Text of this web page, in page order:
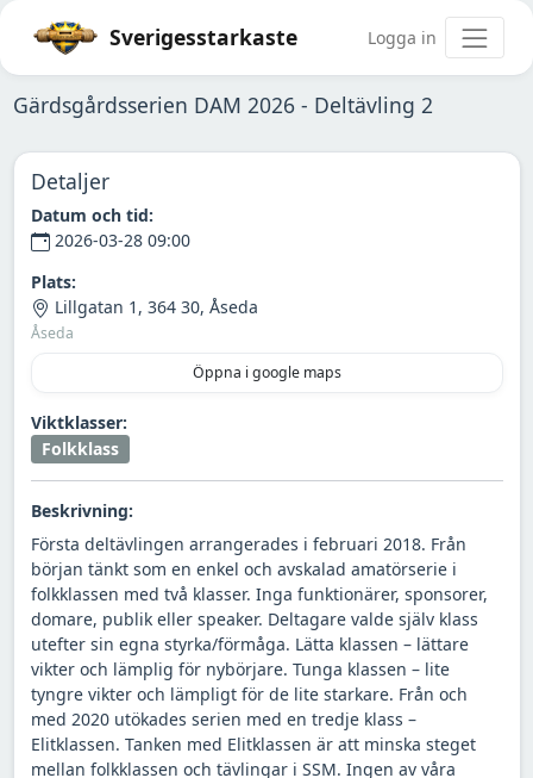
Sverigesstarkaste Logga in
Gärdsgårdsserien DAM 2026 - Deltävling 2
Detaljer
Datum och tid:
2026-03-28 09:00
Plats:
Lillgatan 1, 364 30, Åseda
Åseda
Öppna i google maps
Viktklasser:
Folkklass
Beskrivning:
Första deltävlingen arrangerades i februari 2018. Från
början tänkt som en enkel och avskalad amatörserie i
folkklassen med två klasser. Inga funktionärer, sponsorer,
domare, publik eller speaker. Deltagare valde själv klass
utefter sin egna styrka/förmåga. Lätta klassen – lättare
vikter och lämplig för nybörjare. Tunga klassen – lite
tyngre vikter och lämpligt för de lite starkare. Från och
med 2020 utökades serien med en tredje klass –
Elitklassen. Tanken med Elitklassen är att minska steget
mellan folkklassen och tävlingar i SSM. Ingen av våra